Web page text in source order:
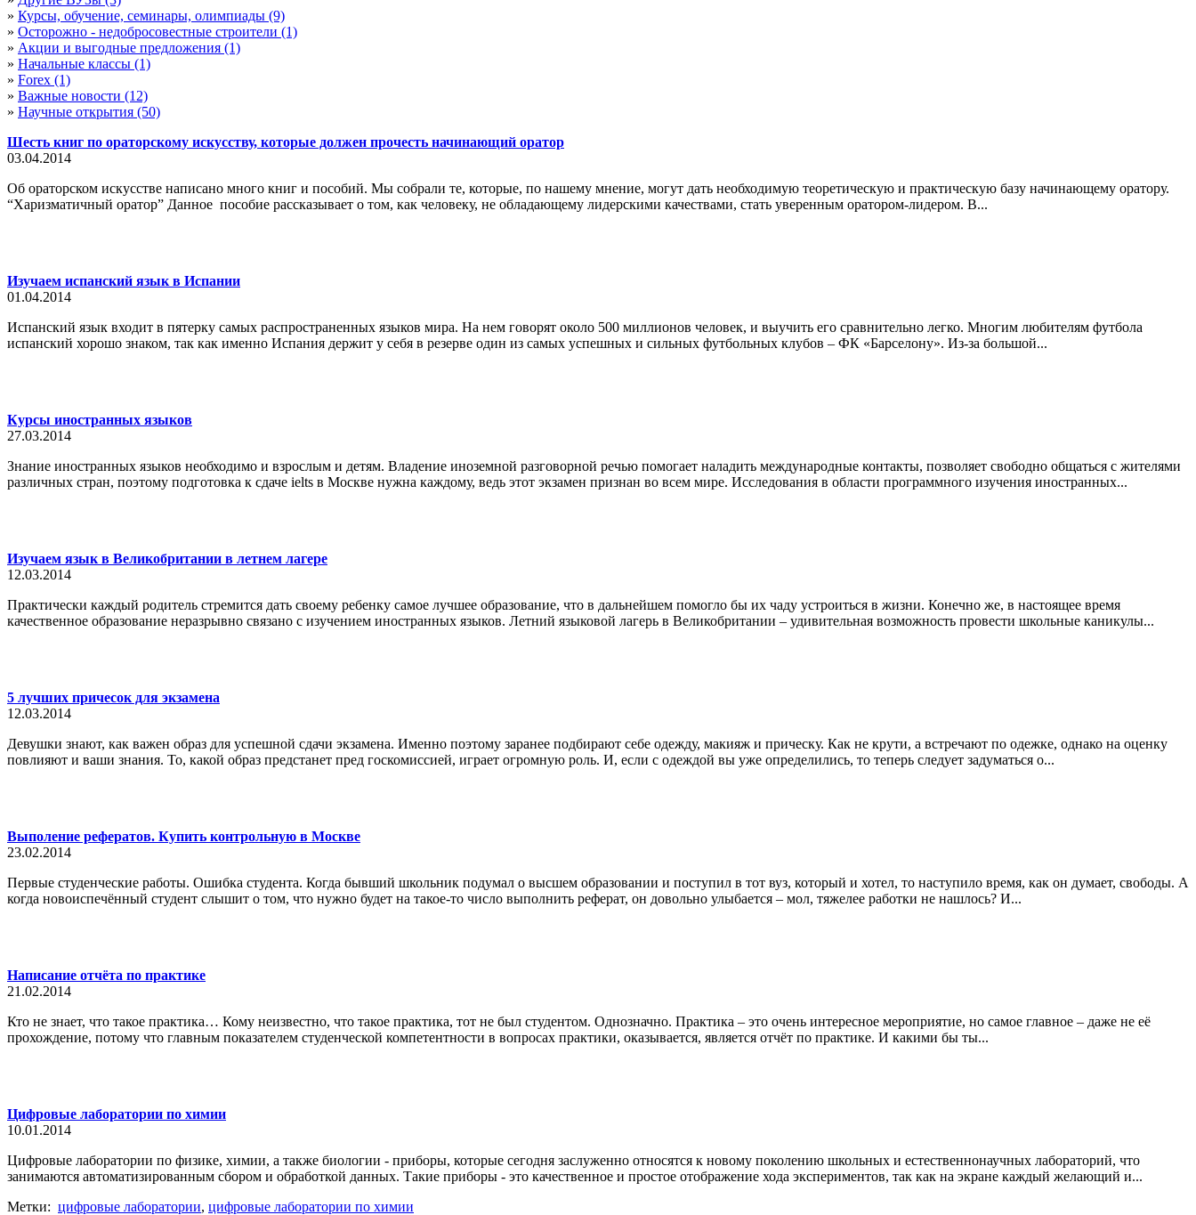
» Курсы, обучение, семинары, олимпиады (9)
» Осторожно - недобросовестные строители (1)
» Акции и выгодные предложения (1)
» Начальные классы (1)
» Forex (1)
» Важные новости (12)
» Научные открытия (50)
Шесть книг по ораторскому искусству, которые должен прочесть начинающий оратор
03.04.2014
Об ораторском искусстве написано много книг и пособий. Мы собрали те, которые, по нашему мнение, могут дать необходимую теоретическую и практическую базу начинающему оратору.
“Харизматичный оратор” Данное пособие рассказывает о том, как человеку, не обладающему лидерскими качествами, стать уверенным оратором-лидером. В...
Изучаем испанский язык в Испании
01.04.2014
Испанский язык входит в пятерку самых распространенных языков мира. На нем говорят около 500 миллионов человек, и выучить его сравнительно легко. Многим любителям футбола
испанский хорошо знаком, так как именно Испания держит у себя в резерве один из самых успешных и сильных футбольных клубов – ФК «Барселону». Из-за большой...
Курсы иностранных языков
27.03.2014
Знание иностранных языков необходимо и взрослым и детям. Владение иноземной разговорной речью помогает наладить международные контакты, позволяет свободно общаться с жителями
различных стран, поэтому подготовка к сдаче ielts в Москве нужна каждому, ведь этот экзамен признан во всем мире. Исследования в области программного изучения иностранных...
Изучаем язык в Великобритании в летнем лагере
12.03.2014
Практически каждый родитель стремится дать своему ребенку самое лучшее образование, что в дальнейшем помогло бы их чаду устроиться в жизни. Конечно же, в настоящее время
качественное образование неразрывно связано с изучением иностранных языков. Летний языковой лагерь в Великобритании – удивительная возможность провести школьные каникулы...
5 лучших причесок для экзамена
12.03.2014
Девушки знают, как важен образ для успешной сдачи экзамена. Именно поэтому заранее подбирают себе одежду, макияж и прическу. Как не крути, а встречают по одежке, однако на оценку
повлияют и ваши знания. То, какой образ предстанет пред госкомиссией, играет огромную роль. И, если с одеждой вы уже определились, то теперь следует задуматься о...
Выполение рефератов. Купить контрольную в Москве
23.02.2014
Первые студенческие работы. Ошибка студента. Когда бывший школьник подумал о высшем образовании и поступил в тот вуз, который и хотел, то наступило время, как он думает, свободы. А
когда новоиспечённый студент слышит о том, что нужно будет на такое-то число выполнить реферат, он довольно улыбается – мол, тяжелее работки не нашлось? И...
Написание отчёта по практике
21.02.2014
Кто не знает, что такое практика… Кому неизвестно, что такое практика, тот не был студентом. Однозначно. Практика – это очень интересное мероприятие, но самое главное – даже не её
прохождение, потому что главным показателем студенческой компетентности в вопросах практики, оказывается, является отчёт по практике. И какими бы ты...
Цифровые лаборатории по химии
10.01.2014
Цифровые лаборатории по физике, химии, а также биологии - приборы, которые сегодня заслуженно относятся к новому поколению школьных и естественнонаучных лабораторий, что
занимаются автоматизированным сбором и обработкой данных. Такие приборы - это качественное и простое отображение хода экспериментов, так как на экране каждый желающий и...
Метки: цифровые лаборатории, цифровые лаборатории по химии